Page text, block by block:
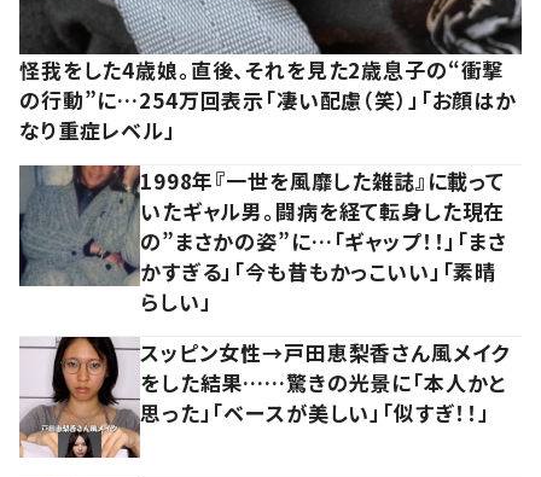
怪我をした4歳娘。直後、それを見た2歳息子の“衝撃
の行動”に…254万回表示「凄い配慮（笑）」「お顔はか
なり重症レベル」
1998年『一世を風靡した雑誌』に載って
いたギャル男。闘病を経て転身した現在
の”まさかの姿”に…「ギャップ！！」「まさ
かすぎる」「今も昔もかっこいい」「素晴
らしい」
スッピン女性→戸田恵梨香さん風メイク
をした結果……驚きの光景に「本人かと
思った」「ベースが美しい」「似すぎ！！」